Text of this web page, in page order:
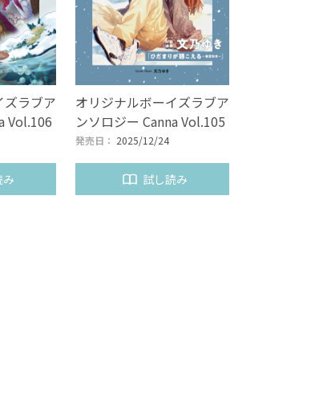
ズラブア
Vol.106
み
オリジナルボーイズラブア
ンソロジー Canna Vol.105
発売日： 2025/12/24
試し読み